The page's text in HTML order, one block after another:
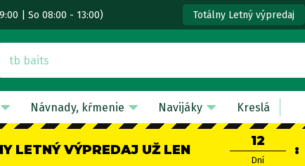
| So 08:00 - 13:00) Totálny Letný výpredaj
Návnady, kŕmenie Navijáky Kreslá
LETNÝ VÝPREDAJ UŽ LEN
12
Dní
: